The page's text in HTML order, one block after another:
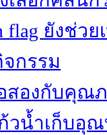
flag ยังช่
กรรม
สองกับคุณ
วน้ำเก็บอุ